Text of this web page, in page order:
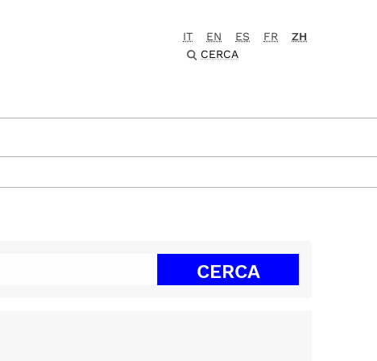
IT EN ES FR
ZH
CERCA